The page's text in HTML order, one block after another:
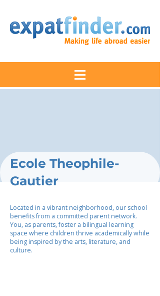
Ecole Theophile-
Gautier
Located in a vibrant neighborhood, our school
benefits from a committed parent network.
You, as parents, foster a bilingual learning
space where children thrive academically while
being inspired by the arts, literature, and
culture.